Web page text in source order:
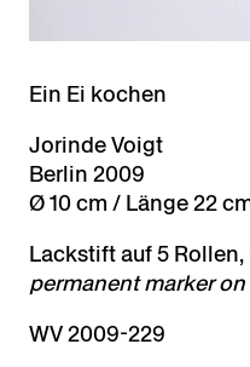
Ein Ei kochen
Jorinde Voigt
Berlin 2009
Ø 10 cm / Länge 22
Lackstift auf 5
permanent marker on
WV 2009-229